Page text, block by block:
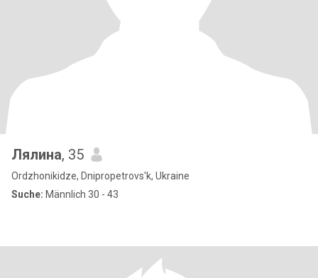
Лялина, 35
Ordzhonikidze, Dnipropetrovs'k, Ukraine
Suche: Männlich 30 - 43